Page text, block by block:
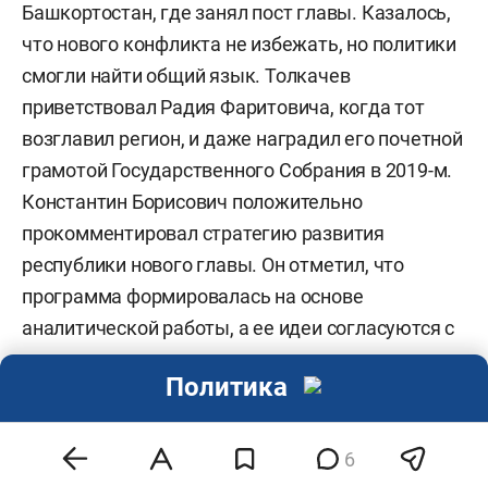
Башкортостан, где занял пост главы. Казалось,
что нового конфликта не избежать, но политики
смогли найти общий язык. Толкачев
приветствовал Радия Фаритовича, когда тот
возглавил регион, и даже наградил его почетной
грамотой Государственного Собрания в 2019-м.
Константин Борисович положительно
прокомментировал стратегию развития
республики нового главы. Он отметил, что
программа формировалась на основе
аналитической работы, а ее идеи согласуются с
национальными проектами.
комитета по конституционному
законодательству Совета Федерации
6
Политика